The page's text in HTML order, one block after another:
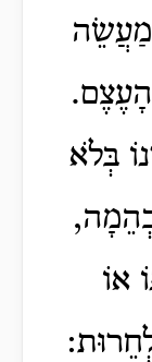
מַעֲשֵׂה
בְּלֹא
אוֹ